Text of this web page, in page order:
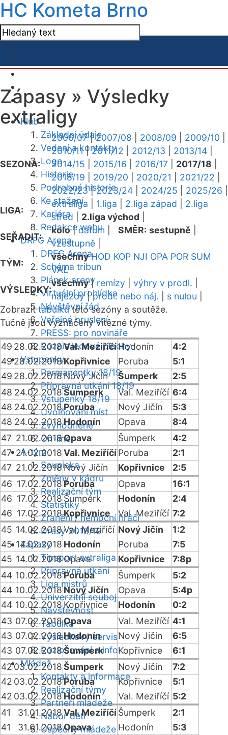
HC Kometa Brno
Klub
Základní údaje
Vedení a kontakty
Logo
Historie
Podrobná historie
Ke stažení
Kariéra
Redakce webu
DRFG Arena
DRFG Arena
Schéma tribun
Plánek areny
Virtuální prohlídka
Návštěvní řád
Veřejné bruslení
PRESS: pro novináře
Rozpis ledové plochy
Vstupenky
Permanentky 18/19
Přípravná utkání 18/19
Vstupenky 18/19
Uvolňování míst
Zvýhodněné
On-line
A-tým
Soupiska
Změny v kádru
Realizační tým
Statistiky
Zranění / nemocní hráči
Dresy 2018/19
Zápasy
Tipsport extraliga
Přípravná utkání
Liga mistrů
Univerzitní souboj
Návštěvnost
Tabulka
Výsledkový servis
Rozlosování a info
Mládež
Kontakty a informace
Realizační týmy
Partneři mládeže
Nábor dětí
Úspěchy mládeže
Zápasy » Výsledky
extraligy
SEZONA:
2006/07|2007/08 2008/09 2009/10
2010/11|2011/12 2012/13 2013/14
2014/15
2015/16 2016/17 2017/18
2018/19
2019/20 2020/21 2021/22
2022/23|2023/24 2024/25 2025/26
LIGA:
extraliga 1.liga 2.liga západ
2.liga
střed
2.liga východ
SEŘADIT:
kolo|datum SMĚR: sestupně
vzestupně
TÝM:
všechny HOD KOP NJI OPA POR SUM
VAL
VÝSLEDKY:
všechny| remízy výhry v prodl.
nájezdy|prodl. nebo náj. s nulou
Zobrazittabulkutéto sezóny a soutěže.
Tučně jsou vyznačeny vítězné týmy.
49 28.02.2018Val. MeziříčíHodonín
4:2
4928.02.2018Kopřivnice Poruba
5:1
49 28.02.2018Nový Jičín Šumperk
2:5
48 24.02.2018Šumperk Val. Meziříčí 6:4
48 24.02.2018Poruba Nový Jičín
5:3
48 24.02.2018Hodonín Opava
8:4
47 21.02.2018Opava Šumperk
4:2
47 21.02.2018Val. MeziříčíPoruba
2:1
47 21.02.2018Nový Jičín Kopřivnice
2:5
46 17.02.2018 Poruba Opava
16:1
46 17.02.2018 Šumperk Hodonín
2:4
46 17.02.2018Kopřivnice Val. Meziříčí 7:2
45 14.02.2018Val. Meziříčí Nový Jičín
1:2
45 14.02.2018 Hodonín Poruba
7:5
45 14.02.2018Opava Kopřivnice
7:8p
44 10.02.2018Poruba Šumperk
5:2
44 10.02.2018Nový Jičín Opava
5:4p
44 10.02.2018 Kopřivnice Hodonín
0:2
43 07.02.2018 Opava Val. Meziříčí 4:1
43 07.02.2018Hodonín Nový Jičín
6:5
43 07.02.2018Šumperk Kopřivnice
6:1
4203.02.2018Šumperk Nový Jičín
7:2
42 03.02.2018Poruba Kopřivnice
5:1
42 03.02.2018Hodonín Val. Meziříčí 5:2
41
31.01.2018Val. MeziříčíŠumperk
2:1
41
31.01.2018Opava Hodonín
5:3